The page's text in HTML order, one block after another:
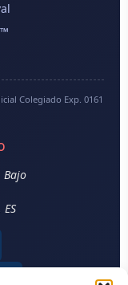
Colegiado Exp. 0161
Bajo
ES